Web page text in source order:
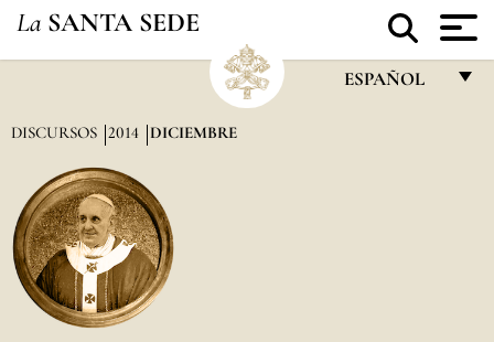
La SANTA SEDE
ESPAÑOL
DISCURSOS 2014 DICIEMBRE